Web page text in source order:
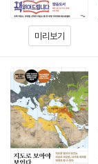
미리보기